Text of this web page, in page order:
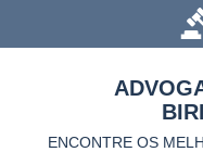
ENCONTRE OS